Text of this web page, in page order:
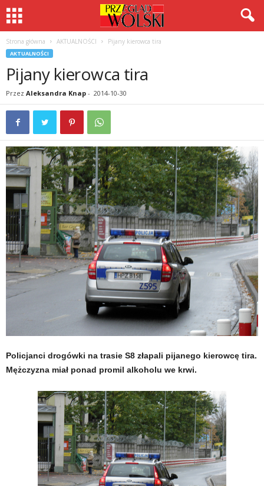
Strona główna AKTUALNOŚCI Pijany kierowca tira
AKTUALNOŚCI
Pijany kierowca tira
Przez Aleksandra Knap - 2014-10-30
Policjanci drogówki na trasie S8 złapali pijanego kierowcę tira.
Mężczyzna miał ponad promil alkoholu we krwi.